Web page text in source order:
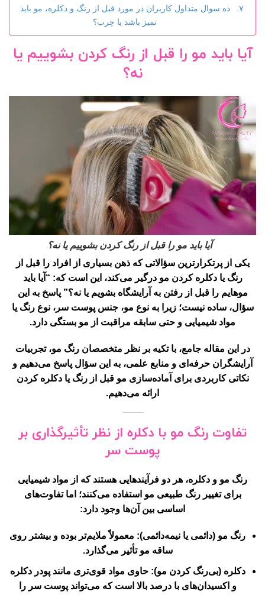
ده سوال متداول کاربران در مورد قبل از رنگ و دکلره، مو باید
تمیز باشد یا چرب؟
آیا باید مو را قبل از رنگ کردن بشوییم یا
نه؟
آیا باید مو را قبل از رنگ کردن بشوییم یا نه؟
یکی از پرتکرارترین سؤالاتی که ذهن بسیاری از افراد را قبل از
رنگ یا دکلره کردن مو درگیر می‌کند، این است که: “آیا باید
موهایم را قبل از رفتن به آرایشگاه بشویم یا نه؟” پاسخ به این
سؤال، ساده نیست؛ زیرا به نوع مو، جنس پوست سر، نوع رنگ یا
مواد شیمیایی و حتی سابقه مراقبت از مو بستگی دارد.
در این مقاله جامع، با تکیه بر نظر متخصصان رنگ مو، تجربیات
آرایشگران حرفه‌ای و منابع علمی، به این سؤال پاسخ می‌دهیم و
نکاتی کاربردی برای آماده‌سازی مو قبل از رنگ یا دکلره کردن
ارائه می‌دهیم.
تفاوت رنگ مو با دکلره از نظر تأثیرگذاری بر
پوست سر
رنگ مو و دکلره، هر دو فرآیندهایی هستند که از مواد شیمیایی
برای تغییر رنگ طبیعی مو استفاده می‌کنند؛ اما تفاوت‌های
اساسی بین آن‌ها وجود دارد:
رنگ مو (دائمی یا نیمه‌دائمی): معمولاً ملایم‌تر بوده و بیشتر روی
ساقه مو تأثیر می‌گذارد.
دکلره (بی‌رنگ کردن مو): حاوی مواد قوی‌تری مانند پودر دکلره
و اکسیدان‌های با درصد بالا است که می‌تواند پوست سر را